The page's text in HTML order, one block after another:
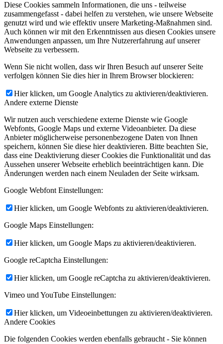
Diese Cookies sammeln Informationen, die uns - teilweise
zusammengefasst - dabei helfen zu verstehen, wie unsere Webseite
genutzt wird und wie effektiv unsere Marketing-Maßnahmen sind.
Auch können wir mit den Erkenntnissen aus diesen Cookies unsere
Anwendungen anpassen, um Ihre Nutzererfahrung auf unserer
Webseite zu verbessern.
Wenn Sie nicht wollen, dass wir Ihren Besuch auf unserer Seite
verfolgen können Sie dies hier in Ihrem Browser blockieren:
Hier klicken, um Google Analytics zu aktivieren/deaktivieren.
Andere externe Dienste
Wir nutzen auch verschiedene externe Dienste wie Google
Webfonts, Google Maps und externe Videoanbieter. Da diese
Anbieter möglicherweise personenbezogene Daten von Ihnen
speichern, können Sie diese hier deaktivieren. Bitte beachten Sie,
dass eine Deaktivierung dieser Cookies die Funktionalität und das
Aussehen unserer Webseite erheblich beeinträchtigen kann. Die
Änderungen werden nach einem Neuladen der Seite wirksam.
Google Webfont Einstellungen:
Hier klicken, um Google Webfonts zu aktivieren/deaktivieren.
Google Maps Einstellungen:
Hier klicken, um Google Maps zu aktivieren/deaktivieren.
Google reCaptcha Einstellungen:
Hier klicken, um Google reCaptcha zu aktivieren/deaktivieren.
Vimeo und YouTube Einstellungen:
Hier klicken, um Videoeinbettungen zu aktivieren/deaktivieren.
Andere Cookies
Die folgenden Cookies werden ebenfalls gebraucht - Sie können